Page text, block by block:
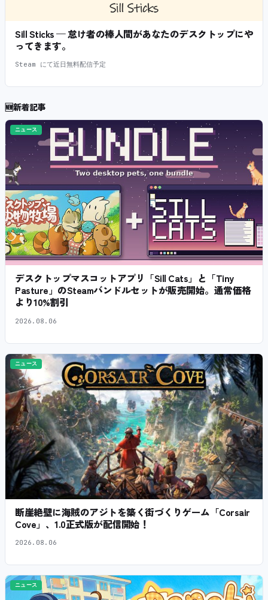
Sill Sticks — 怠け者の棒人間があなたのデスクトップにや
ってきます。
Steam にて近日無料配信予定
🆕新着記事
ニュース
デスクトップマスコットアプリ「Sill Cats」と「Tiny
Pasture」のSteamバンドルセットが販売開始。通常価格
より10%割引
2026.08.06
ニュース
断崖絶壁に海賊のアジトを築く街づくりゲーム「Corsair
Cove」、1.0正式版が配信開始！
2026.08.06
ニュース